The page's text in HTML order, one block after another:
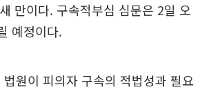
만이다. 구속적부심 심문은 2일 오
예정이다.
원이 피의자 구속의 적법성과 필요